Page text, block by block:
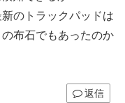
のトラックパッドは
布石でもあったのか
返信